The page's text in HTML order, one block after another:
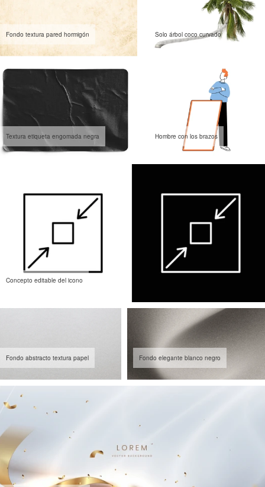
Fondo textura pared hormigón Solo árbol coco curvado
Textura etiqueta engomada negra Hombre con los brazos
Concepto editable del icono
Fondo abstracto textura papel Fondo elegante blanco negro